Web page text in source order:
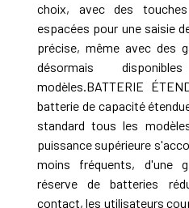
choix, avec des
espacées pour une saisie
précise, même avec des
désormais
modèles.BATTERIE
batterie de capacité
standard tous les
puissance supérieure
moins fréquents, d'une
réserve de batteries
contact, les utilisateurs